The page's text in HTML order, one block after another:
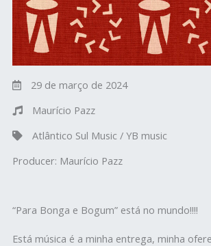
29 de março de 2024
Maurício Pazz
Atlântico Sul Music / YB music
Producer: Maurício Pazz
“Para Bonga e Bogum” está no mundo!!!!
Está música é a minha entrega, minha